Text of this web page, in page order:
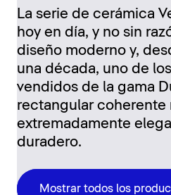
La serie de cerámica
hoy en día, y no sin
diseño moderno y,
una década, uno de
vendidos de la gama
rectangular coherente
extremadamente
duradero.
Mostrar todos los